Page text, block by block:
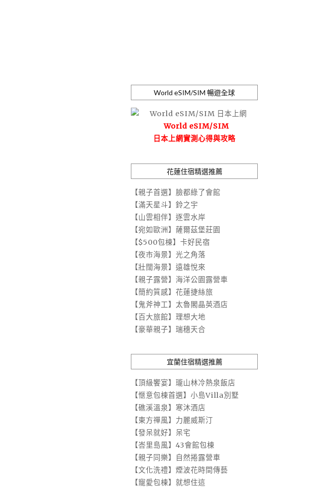
World eSIM/SIM 暢遊全球
World eSIM/SIM
日本上網實測心得與攻略
花蓮住宿精選推薦
【親子首選】臉都綠了會館
【滿天星斗】鈴之宇
【山雲相伴】逐雲水岸
【宛如歐洲】薩爾茲堡莊園
【$500包棟】卡好民宿
【夜市海景】光之角落
【壯闊海景】遠雄悅來
【親子露營】海洋公園露營車
【簡約質感】花蓮捷絲旅
【鬼斧神工】太魯閣晶英酒店
【百大旅館】理想大地
【豪華親子】瑞穗天合
宜蘭住宿精選推薦
【頂級饗宴】瓏山林冷熱泉飯店
【愜意包棟首選】小島Villa別墅
【礁溪溫泉】寒沐酒店
【東方禪風】力麗威斯汀
【發呆就好】呆宅
【峇里島風】43會館包棟
【親子同樂】自然捲露營車
【文化洗禮】煙波花時間傳藝
【寵愛包棟】就想住這